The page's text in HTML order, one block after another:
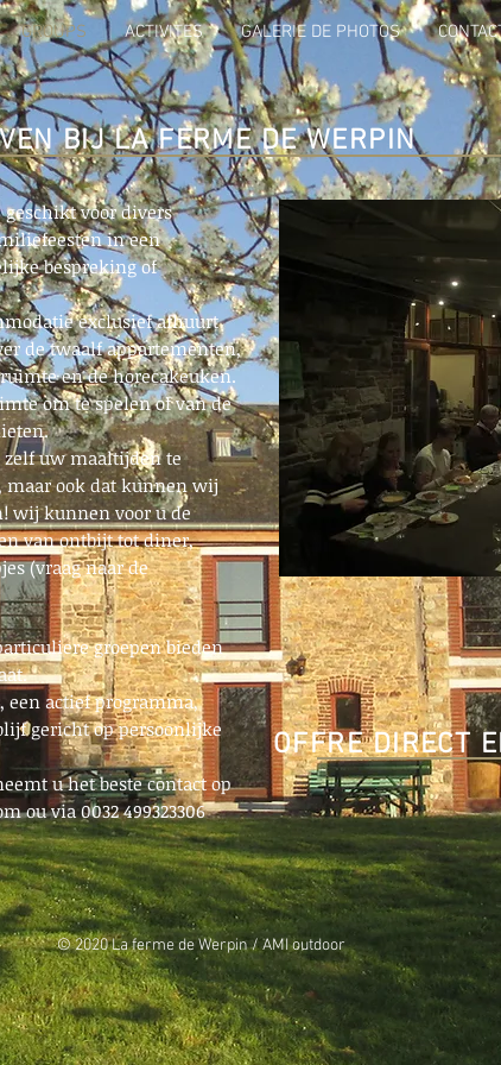
GROUPS ACTIVITES GALERIE DE PHOTOS
BIJ LA FERME DE WERPIN
geschikt voor divers
in een
bespreking of
exclusief afhuurt
de twaalf appartementen,
en de horecakeuken.
om te spelen of van de
uw maaltijden te
maar ook dat kunnen wij
wij kunnen voor u de
van ontbijt tot diner,
(vraag naar de
groepen bieden
actief programma,
gericht op persoonlijke
u het beste contact op
ou via 0032 499323306
OFFRE DIRECT
© 2020 La ferme de Werpin / AMI outdoor